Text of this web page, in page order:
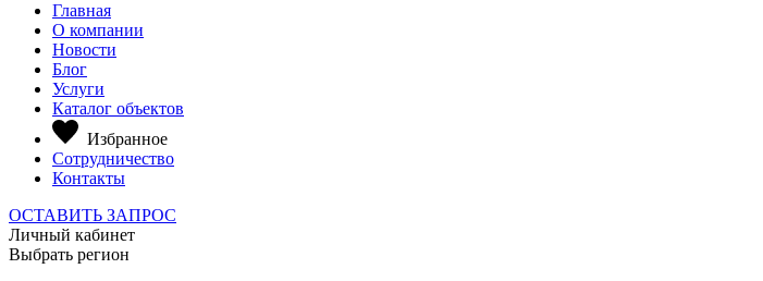
Главная
О компании
Новости
Блог
Услуги
Каталог объектов
Избранное
Сотрудничество
Контакты
ОСТАВИТЬ ЗАПРОС
Личный кабинет
Выбрать регион